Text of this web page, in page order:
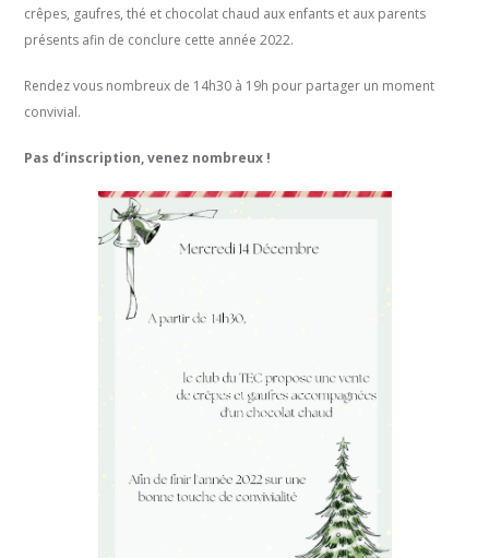
crêpes, gaufres, thé et chocolat chaud aux enfants et aux parents
présents afin de conclure cette année 2022.
Rendez vous nombreux de 14h30 à 19h pour partager un moment
convivial.
Pas d’inscription, venez nombreux !